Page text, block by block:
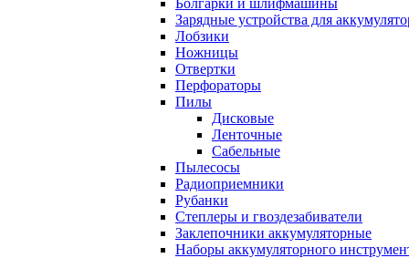
Болгарки и шлифмашины
Зарядные устройства для
Лобзики
Ножницы
Отвертки
Перфораторы
Пилы
Дисковые
Ленточные
Сабельные
Пылесосы
Радиоприемники
Рубанки
Степлеры и гвоздезабиватели
Заклепочники аккумуляторные
Наборы аккумуляторного